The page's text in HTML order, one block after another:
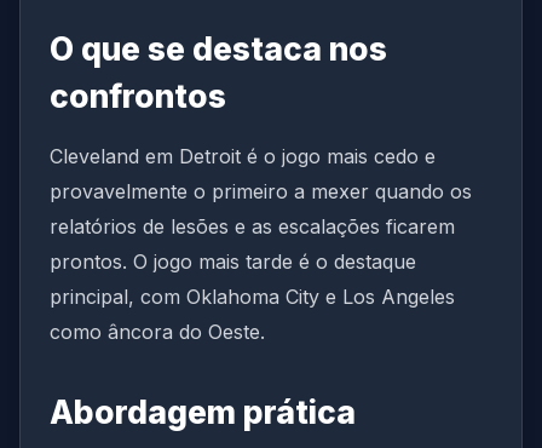
O que se destaca nos
confrontos
Cleveland em Detroit é o jogo mais cedo e
provavelmente o primeiro a mexer quando os
relatórios de lesões e as escalações ficarem
prontos. O jogo mais tarde é o destaque
principal, com Oklahoma City e Los Angeles
como âncora do Oeste.
Abordagem prática